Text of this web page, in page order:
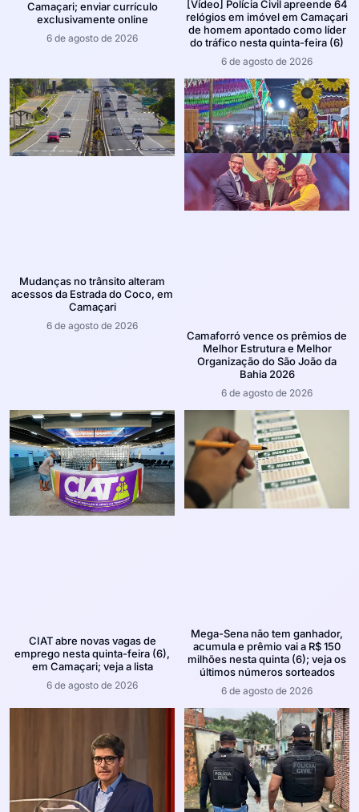
Camaçari; enviar currículo
exclusivamente online
6 de agosto de 2026
[Vídeo] Polícia Civil apreende 64
relógios em imóvel em Camaçari
de homem apontado como líder
do tráfico nesta quinta-feira (6)
6 de agosto de 2026
Mudanças no trânsito alteram
acessos da Estrada do Coco, em
Camaçari
6 de agosto de 2026
Camaforró vence os prêmios de
Melhor Estrutura e Melhor
Organização do São João da
Bahia 2026
6 de agosto de 2026
CIAT abre novas vagas de
emprego nesta quinta-feira (6),
em Camaçari; veja a lista
6 de agosto de 2026
Mega-Sena não tem ganhador,
acumula e prêmio vai a R$ 150
milhões nesta quinta (6); veja os
últimos números sorteados
6 de agosto de 2026